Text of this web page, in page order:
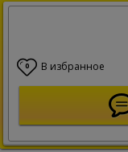
0 В избранное